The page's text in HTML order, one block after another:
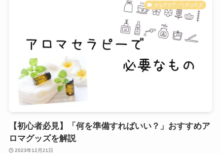
セルフケア・リラックス
【初心者必見】「何を準備すればいい？」おすすめア
ロマグッズを解説
2023年12月21日